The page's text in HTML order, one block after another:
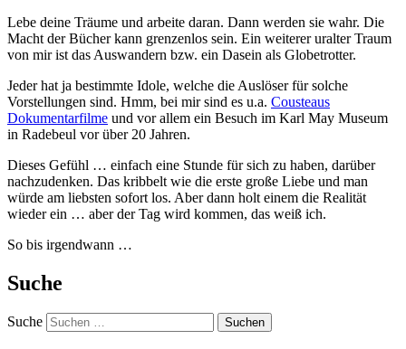
Lebe deine Träume und arbeite daran. Dann werden sie wahr. Die
Macht der Bücher kann grenzenlos sein. Ein weiterer uralter Traum
von mir ist das Auswandern bzw. ein Dasein als Globetrotter.
Jeder hat ja bestimmte Idole, welche die Auslöser für solche
Vorstellungen sind. Hmm, bei mir sind es u.a. Cousteaus
Dokumentarfilme und vor allem ein Besuch im Karl May Museum
in Radebeul vor über 20 Jahren.
Dieses Gefühl … einfach eine Stunde für sich zu haben, darüber
nachzudenken. Das kribbelt wie die erste große Liebe und man
würde am liebsten sofort los. Aber dann holt einem die Realität
wieder ein … aber der Tag wird kommen, das weiß ich.
So bis irgendwann …
Suche
Suche